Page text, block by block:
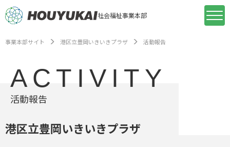
社会福祉事業本部
事業本部サイト 港区立豊岡いきいきプラザ 活動報告
ACTIVITY
活動報告
港区立豊岡いきいきプラザ